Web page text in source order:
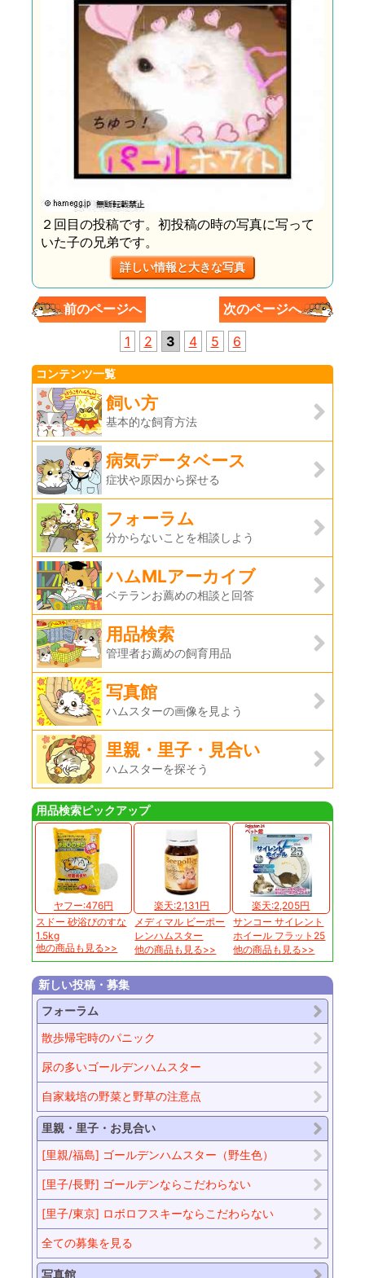
２回目の投稿です。初投稿の時の写真に写って
いた子の兄弟です。
詳しい情報と大きな写真
前のページへ
次のページへ
1
2 3 4 5 6
コンテンツ一覧
飼い方
基本的な飼育方法
病気データベース
症状や原因から探せる
フォーラム
分からないことを相談しよう
ハムMLアーカイブ
ベテランお薦めの相談と回答
用品検索
管理者お薦めの飼育用品
写真館
ハムスターの画像を見よう
里親・里子・見合い
ハムスターを探そう
用品検索ピックアップ
ヤフー:476円
スドー 砂浴びのすな
1.5kg
他の商品も見る>>
楽天:2,131円
メディマル ビーポー
レンハムスター
他の商品も見る>>
楽天:2,205円
サンコー サイレント
ホイール フラット25
他の商品も見る>>
新しい投稿・募集
フォーラム
散歩帰宅時のパニック
尿の多いゴールデンハムスター
自家栽培の野菜と野草の注意点
里親・里子・お見合い
[里親/福島] ゴールデンハムスター（野生色）
[里子/長野] ゴールデンならこだわらない
[里子/東京] ロボロフスキーならこだわらない
全ての募集を見る
写真館